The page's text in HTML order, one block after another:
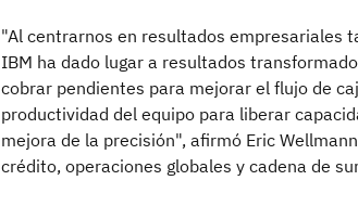
"Al centrarnos en resultados empresariales
IBM ha dado lugar a resultados
cobrar pendientes para mejorar el flujo de
productividad del equipo para liberar
mejora de la precisión", afirmó Eric
crédito, operaciones globales y cadena de